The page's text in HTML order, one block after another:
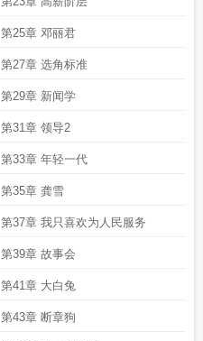
第25章 邓丽君
第27章 选角标准
第29章 新闻学
第31章 领导2
第33章 年轻一代
第35章 龚雪
第37章 我只喜欢为人民服务
第39章 故事会
第41章 大白兔
第43章 断章狗